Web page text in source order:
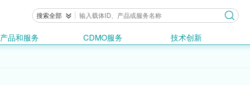
搜索全部
产品和服务 CDMO服务 技术创新